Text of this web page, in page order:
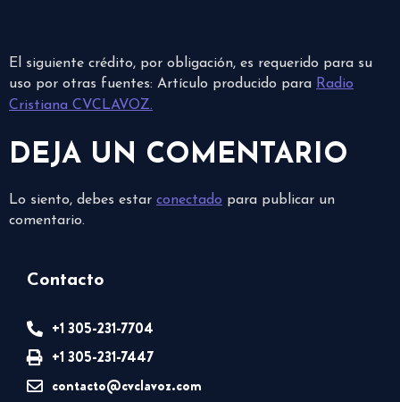
El siguiente crédito, por obligación, es requerido para su
uso por otras fuentes: Artículo producido para Radio
Cristiana CVCLAVOZ.
DEJA UN COMENTARIO
Lo siento, debes estar conectado para publicar un
comentario.
Contacto
+1 305-231-7704
+1 305-231-7447
contacto@cvclavoz.com